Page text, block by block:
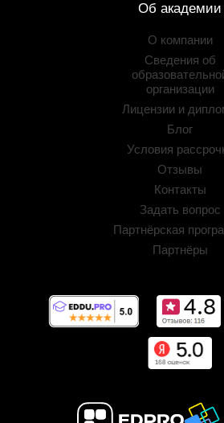
Об академии
О компании
Сведения об
организации
Лицензии и
Блог
Условия
Отзывы
Контакты
Задать вопрос
Партнёрская
Партнёры